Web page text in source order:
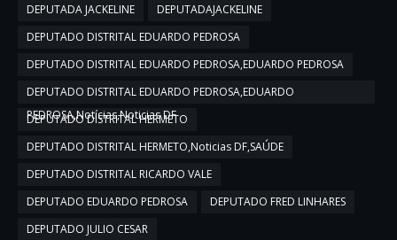
DEPUTADA JACKELINE
DEPUTADAJACKELINE
DEPUTADO DISTRITAL EDUARDO PEDROSA
DEPUTADO DISTRITAL EDUARDO PEDROSA,EDUARDO PEDROSA
DEPUTADO DISTRITAL EDUARDO PEDROSA,EDUARDO
PEDROSA,Notícias,Noticias DF
DEPUTADO DISTRITAL HERMETO
DEPUTADO DISTRITAL HERMETO,Noticias DF,SAÚDE
DEPUTADO DISTRITAL RICARDO VALE
DEPUTADO EDUARDO PEDROSA
DEPUTADO FRED LINHARES
DEPUTADO JULIO CESAR